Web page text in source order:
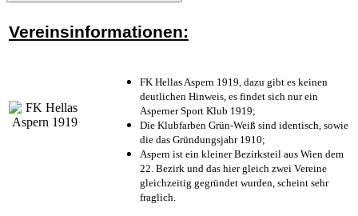
Vereinsinformationen:
FK Hellas Aspern 1919, dazu gibt es keinen
deutlichen Hinweis, es findet sich nur ein
Asperner Sport Klub 1919;
Die Klubfarben Grün-Weiß sind identisch, sowie
die das Gründungsjahr 1910;
Aspern ist ein kleiner Bezirksteil aus Wien dem
22. Bezirk und das hier gleich zwei Vereine
gleichzeitig gegründet wurden, scheint sehr
fraglich.